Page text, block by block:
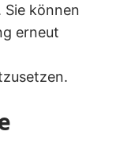
können
erneut